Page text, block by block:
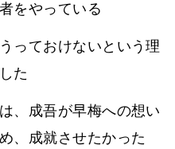
をやっている
っておけないという理
た
、成吾が早梅への想い
、成就させたかった